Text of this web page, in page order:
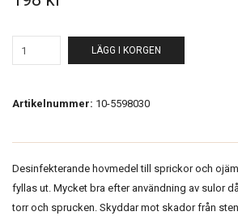
LÄGG I KORGEN
Artikelnummer: 10-5598030
Desinfekterande hovmedel till sprickor och
fyllas ut. Mycket bra efter användning av sulor
torr och sprucken. Skyddar mot skador från